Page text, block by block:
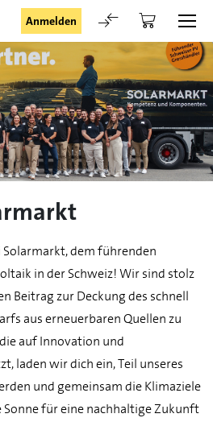
Anmelden
vergessen
für Login
dem führenden
in der Schweiz! Wir sind stolz
Beitrag zur Deckung des schnell
aus erneuerbaren Quellen zu
auf Innovation und
laden wir dich ein, Teil unseres
und gemeinsam die Klimaziele
Sonne für eine nachhaltige Zukunft